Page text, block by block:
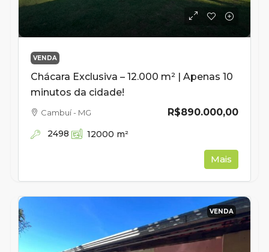
VENDA
Chácara Exclusiva – 12.000 m² | Apenas 10
minutos da cidade!
R$890.000,00
Cambuí - MG
2498 12000 m²
Mais
VENDA